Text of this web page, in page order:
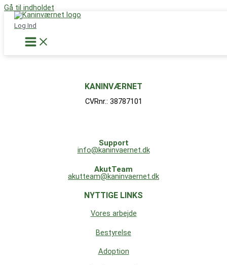
Gå til indholdet
Log Ind
Støt nu
Dette indhold er kun for Alm. medlem, Medlem Plus, og Dyrlæge
medlemmer.
Tilmeld dig her
Already a member?
KANINVÆRNET
CVRnr.: 38787101
Support
info@kaninvaernet.dk
AkutTeam
akutteam@kaninvaernet.dk
NYTTIGE LINKS
Vores arbejde
Bestyrelse
Adoption